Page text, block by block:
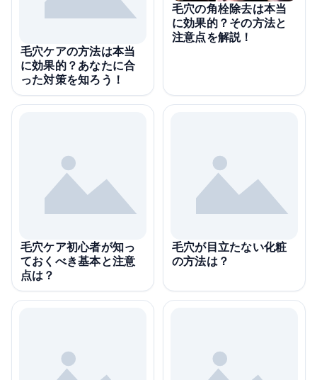
毛穴ケアの方法は本当
に効果的？あなたに合
った対策を知ろう！
毛穴の角栓除去は本当
に効果的？その方法と
注意点を解説！
毛穴ケア初心者が知っ
ておくべき基本と注意
点は？
毛穴が目立たない化粧
の方法は？